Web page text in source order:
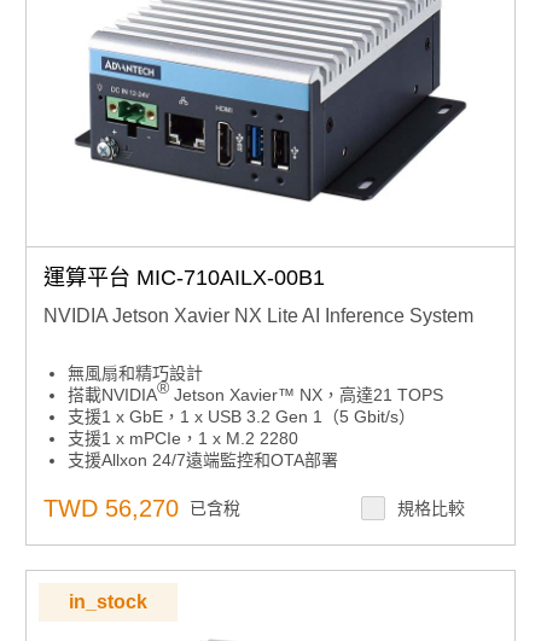
運算平台 MIC-710AILX-00B1
NVIDIA Jetson Xavier NX Lite AI Inference System
無風扇和精巧設計
搭載NVIDIA® Jetson Xavier™ NX，高達21 TOPS
支援1 x GbE，1 x USB 3.2 Gen 1（5 Gbit/s）
支援1 x mPCIe，1 x M.2 2280
支援Allxon 24/7遠端監控和OTA部署
TWD 56,270 已含稅 規格比較
in_stock